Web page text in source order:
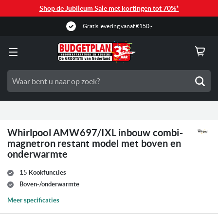
Shop de Jubileum Sale met kortingen tot 70%*
Gratis levering vanaf €150,-
Whirlpool AMW697/IXL inbouw combi-
magnetron restant model met boven en
onderwarmte
15 Kookfuncties
Boven-/onderwarmte
Meer specificaties